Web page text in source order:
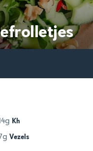
g Kh
g Vezels